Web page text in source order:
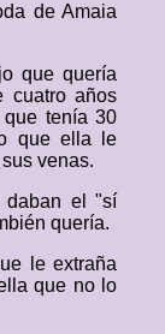
de Amaia
que quería
cuatro años
tenía 30
que ella le
venas.
daban el "sí
quería.
le extraña
que no lo